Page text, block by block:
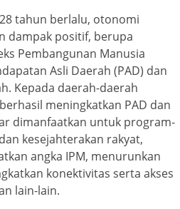
tahun berlalu, otonomi
dampak positif, berupa
Pembangunan Manusia
Asli Daerah (PAD) dan
Kepada daerah-daerah
meningkatkan PAD dan
dimanfaatkan untuk program-
kesejahterakan rakyat,
angka IPM, menurunkan
konektivitas serta akses
lain-lain.